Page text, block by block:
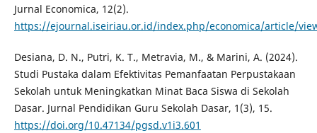
Jurnal Economica, 12(2).
https://ejournal.iseiriau.or.id/index.php/economica/article/
Desiana, D. N., Putri, K. T., Metravia, M., & Marini, A. (2024).
Studi Pustaka dalam Efektivitas Pemanfaatan Perpustakaan
Sekolah untuk Meningkatkan Minat Baca Siswa di Sekolah
Dasar. Jurnal Pendidikan Guru Sekolah Dasar, 1(3), 15.
https://doi.org/10.47134/pgsd.v1i3.601